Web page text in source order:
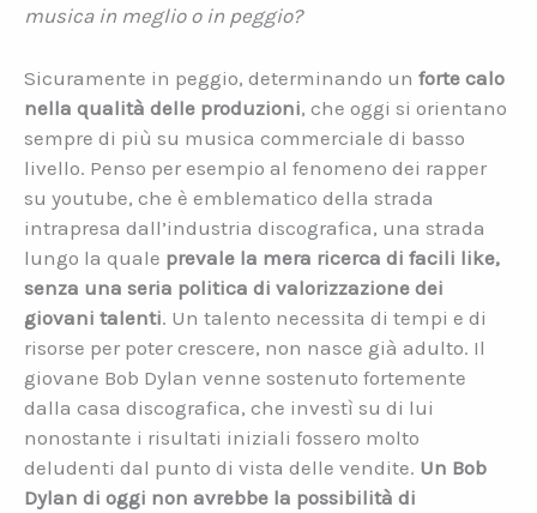
musica in meglio o in peggio?
Sicuramente in peggio, determinando un forte calo
nella qualità delle produzioni, che oggi si orientano
sempre di più su musica commerciale di basso
livello. Penso per esempio al fenomeno dei rapper
su youtube, che è emblematico della strada
intrapresa dall’industria discografica, una strada
lungo la quale prevale la mera ricerca di facili like,
senza una seria politica di valorizzazione dei
giovani talenti. Un talento necessita di tempi e di
risorse per poter crescere, non nasce già adulto. Il
giovane Bob Dylan venne sostenuto fortemente
dalla casa discografica, che investì su di lui
nonostante i risultati iniziali fossero molto
deludenti dal punto di vista delle vendite. Un Bob
Dylan di oggi non avrebbe la possibilità di